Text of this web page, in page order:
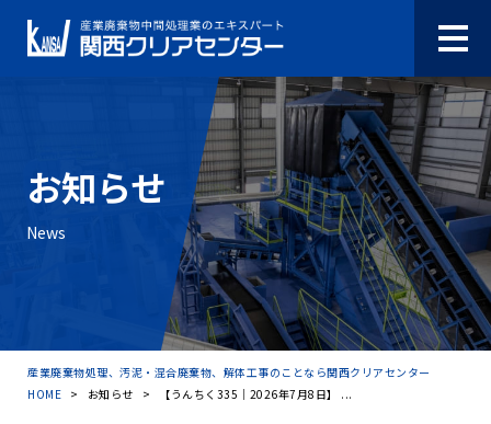
お知らせ
News
産業廃棄物処理、汚泥・混合廃棄物、解体工事のことなら関西クリアセンター
HOME > お知らせ > 【うんちく335｜2026年7月8日】 ...